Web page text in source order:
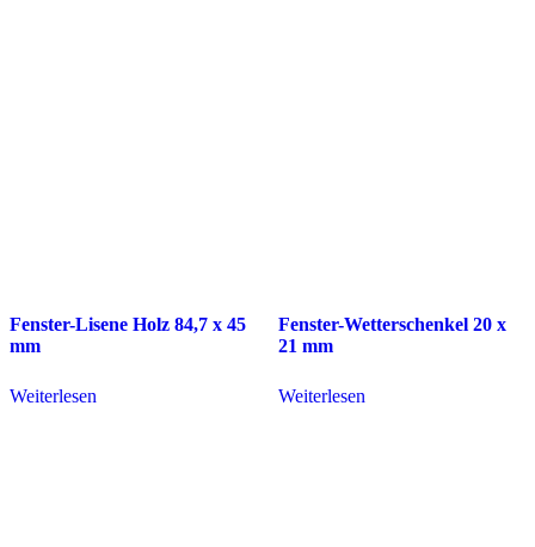
Fenster-Lisene Holz 84,7 x 45
mm
Weiterlesen
Fenster-Wetterschenkel 20 x
21 mm
Weiterlesen